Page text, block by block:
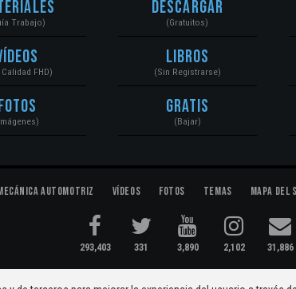
Trabajo)
FHD)
Descargar
(Gratuitos)
Libros
(Sin Registrarse)
Gratis
(Bajar)
Automotriz Vídeos Fotos Temas Mapa del
293,403 331 3,890 2,102 31,886